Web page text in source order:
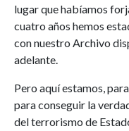
lugar que habíamos
cuatro años hemos
con nuestro Archivo
adelante.
Pero aquí estamos,
para conseguir la
del terrorismo de